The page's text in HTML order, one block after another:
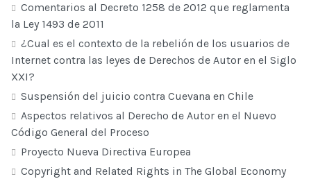
Comentarios al Decreto 1258 de 2012 que reglamenta
la Ley 1493 de 2011
¿Cual es el contexto de la rebelión de los usuarios de
Internet contra las leyes de Derechos de Autor en el Siglo
XXI?
Suspensión del juicio contra Cuevana en Chile
Aspectos relativos al Derecho de Autor en el Nuevo
Código General del Proceso
Proyecto Nueva Directiva Europea
Copyright and Related Rights in The Global Economy